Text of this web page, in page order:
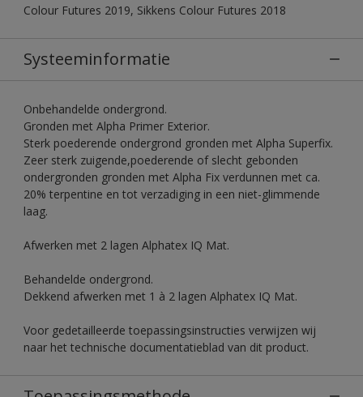
Colour Futures 2019, Sikkens Colour Futures 2018
Systeeminformatie
Onbehandelde ondergrond.
Gronden met Alpha Primer Exterior.
Sterk poederende ondergrond gronden met Alpha Superfix.
Zeer sterk zuigende,poederende of slecht gebonden
ondergronden gronden met Alpha Fix verdunnen met ca.
20% terpentine en tot verzadiging in een niet-glimmende
laag.
Afwerken met 2 lagen Alphatex IQ Mat.
Behandelde ondergrond.
Dekkend afwerken met 1 à 2 lagen Alphatex IQ Mat.
Voor gedetailleerde toepassingsinstructies verwijzen wij
naar het technische documentatieblad van dit product.